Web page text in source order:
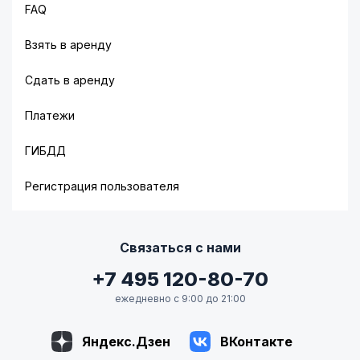
компании есть варианты для выполнения любых
Автомобили напрокат – классы,
модели, цены
FAQ
Взять в аренду
Сдать в аренду
Платежи
ГИБДД
Регистрация пользователя
Связаться с нами
+7 495 120-80-70
ежедневно с 9:00 до 21:00
Яндекс.Дзен ВКонтакте